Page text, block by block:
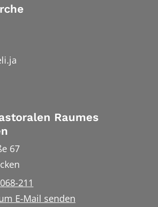
Raumes
67
211
E-Mail senden